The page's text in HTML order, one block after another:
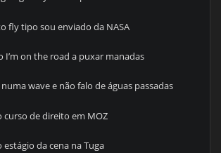
fly tipo sou enviado da NASA
I’m on the road a puxar manadas
wave e não falo de águas passadas
curso de direito em MOZ
estágio da cena na Tuga